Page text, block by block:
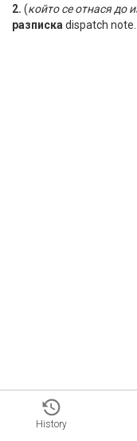
2. (който се отнася до
разписка dispatch note.
History